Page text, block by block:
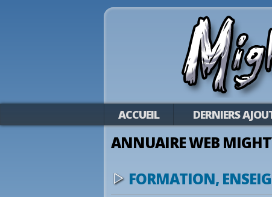
ACCUEIL DERNIERS
ANNUAIRE WEB
FORMATION,